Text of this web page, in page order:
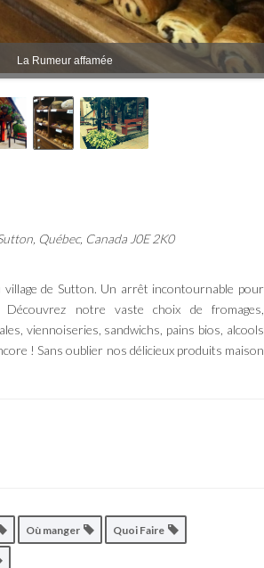
La Rumeur affamée
Québec, Canada J0E 2K0
village de Sutton. Un arrêt incontournable pour
notre vaste choix de fromages,
viennoiseries, sandwichs, pains bios, alcools
! Sans oublier nos délicieux produits maison
Où manger Quoi Faire